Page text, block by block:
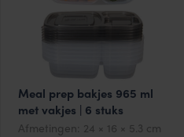
Meal prep bakjes 965 ml
met vakjes | 6 stuks
Afmetingen: 24 × 16 × 5.3 cm